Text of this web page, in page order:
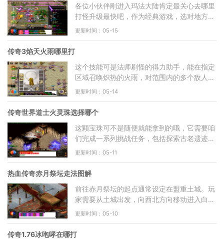
各位小伙伴刚进入玛法大陆肯定最关心去哪里
打怪升级最快吧，作为经典游戏，选对地方能
让你的成长之路事半功倍。对于初出茅庐的你
更新时间：05-15
传奇3焰天火雨哪里打
这个技能可是法师刷怪的得力助手，能在指定
区域召唤炽热的火雨，对范围内的多个敌人造
成持续伤害。想要获得这个技能，你得先提升
更新时间：05-14
传奇世界道士火灵珠选择哪个
这颗宝珠可不是随便就能拿到的哦，它需要咱
们完成一系列挑战任务，包括探索古老遗迹和
对抗强大怪物，这个过程虽然辛苦但绝对值得
更新时间：05-11
热血传奇赤月祭坛走法图解
前往赤月祭坛的起点通常设定在盟重土城。玩
家需要从土城出发，向西北方向移动进入白日
门地图。在白日门区域找到丛林迷宫的入口，
更新时间：05-10
传奇1.76冰咆哮在哪打